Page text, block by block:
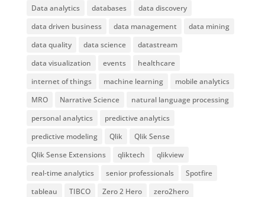
Data analytics
databases
data discovery
data driven business
data management
data mining
data quality
data science
datastream
data visualization
events
healthcare
internet of things
machine learning
mobile analytics
MRO
Narrative Science
natural language processing
personal analytics
predictive analytics
predictive modeling
Qlik
Qlik Sense
Qlik Sense Extensions
qliktech
qlikview
real-time analytics
senior professionals
Spotfire
tableau
TIBCO Zero 2 Hero zero2hero